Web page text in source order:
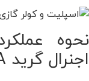
نحوه
اجنرال گرید A